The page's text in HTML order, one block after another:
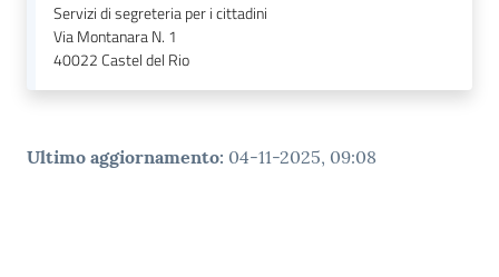
Servizi di segreteria per i cittadini
Via Montanara N. 1
40022Castel del Rio
Ultimo aggiornamento: 04-11-2025, 09:08